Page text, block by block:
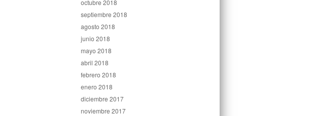
octubre 2018
septiembre 2018
agosto 2018
junio 2018
mayo 2018
abril 2018
febrero 2018
enero 2018
diciembre 2017
noviembre 2017